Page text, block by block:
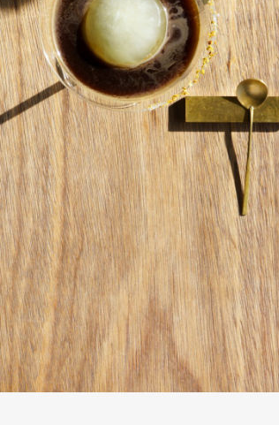
Art&Design Watch
Cars Product
Lifestyle
Magazine Official